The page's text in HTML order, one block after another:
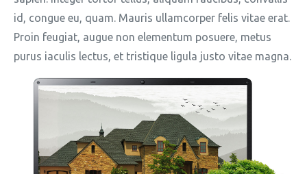
id, congue eu, quam. Mauris ullamcorper felis vitae erat.
Proin feugiat, augue non elementum posuere, metus
purus iaculis lectus, et tristique ligula justo vitae magna.